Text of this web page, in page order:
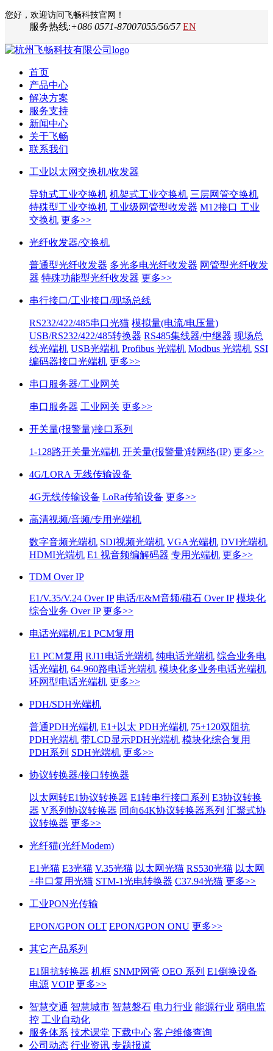
您好，欢迎访问飞畅科技官网！
服务热线:+086 0571-87007055/56/57 EN
首页
产品中心
解决方案
服务支持
新闻中心
关于飞畅
联系我们
工业以太网交换机/收发器
导轨式工业交换机 机架式工业交换机 三层网管交换机
特殊型工业交换机 工业级网管型收发器 M12接口 工业
交换机 更多>>
光纤收发器/交换机
普通型光纤收发器 多光多电光纤收发器 网管型光纤收发
器 特殊功能型光纤收发器 更多>>
串行接口/工业接口/现场总线
RS232/422/485串口光猫 模拟量(电流/电压量)
USB/RS232/422/485转换器 RS485集线器/中继器 现场总
线光端机 USB光端机 Profibus 光端机 Modbus 光端机 SSI
编码器接口光端机 更多>>
串口服务器/工业网关
串口服务器 工业网关 更多>>
开关量(报警量)接口系列
1-128路开关量光端机 开关量(报警量)转网络(IP) 更多>>
4G/LORA 无线传输设备
4G无线传输设备 LoRa传输设备 更多>>
高清视频/音频/专用光端机
数字音频光端机 SDI视频光端机 VGA光端机 DVI光端机
HDMI光端机 E1 视音频编解码器 专用光端机 更多>>
TDM Over IP
E1/V.35/V.24 Over IP 电话/E&M音频/磁石 Over IP 模块化
综合业务 Over IP 更多>>
电话光端机/E1 PCM复用
E1 PCM复用 RJ11电话光端机 纯电话光端机 综合业务电
话光端机 64-960路电话光端机 模块化多业务电话光端机
环网型电话光端机 更多>>
PDH/SDH光端机
普通PDH光端机 E1+以太 PDH光端机 75+120双阻抗
PDH光端机 带LCD显示PDH光端机 模块化综合复用
PDH系列 SDH光端机 更多>>
协议转换器/接口转换器
以太网转E1协议转换器 E1转串行接口系列 E3协议转换
器 V系列协议转换器 同向64K协议转换器系列 汇聚式协
议转换器 更多>>
光纤猫(光纤Modem)
E1光猫 E3光猫 V.35光猫 以太网光猫 RS530光猫 以太网
+串口复用光猫 STM-1光电转换器 C37.94光猫 更多>>
工业PON光传输
EPON/GPON OLT EPON/GPON ONU 更多>>
其它产品系列
E1阻抗转换器 机框 SNMP网管 OEO 系列 E1倒换设备
电源 VOIP 更多>>
智慧交通 智慧城市 智慧磐石 电力行业 能源行业 弱电监
控 工业自动化
服务体系 技术课堂 下载中心 客户维修查询
公司动态 行业资讯 专题报道